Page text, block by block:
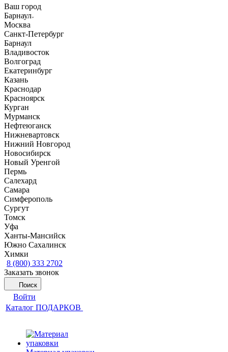
Ваш город
Барнаул
Москва
Санкт-Петербург
Барнаул
Владивосток
Волгоград
Екатеринбург
Казань
Краснодар
Красноярск
Курган
Мурманск
Нефтеюганск
Нижневартовск
Нижний Новгород
Новосибирск
Новый Уренгой
Пермь
Салехард
Самара
Симферополь
Сургут
Томск
Уфа
Ханты-Мансийск
Южно Сахалинск
Химки
8 (800) 333 2702
Заказать звонок
Поиск
Войти
Каталог ПОДАРКОВ